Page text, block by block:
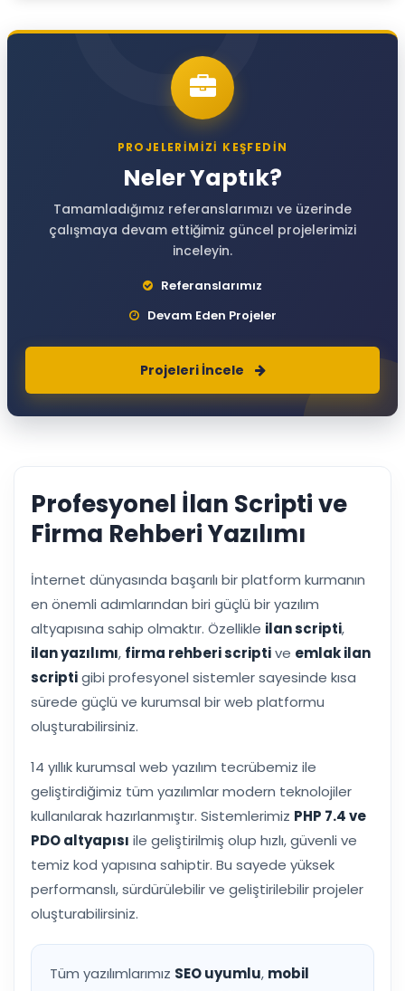
PROJELERİMİZİ KEŞFEDİN
Neler Yaptık?
Tamamladığımız referanslarımızı ve üzerinde
çalışmaya devam ettiğimiz güncel projelerimizi
inceleyin.
Referanslarımız
Devam Eden Projeler
Projeleri İncele
Profesyonel İlan Scripti ve
Firma Rehberi Yazılımı
İnternet dünyasında başarılı bir platform kurmanın
en önemli adımlarından biri güçlü bir yazılım
altyapısına sahip olmaktır. Özellikle ilan scripti,
ilan yazılımı, firma rehberi scriptive emlak ilan
scriptigibi profesyonel sistemler sayesinde kısa
sürede güçlü ve kurumsal bir web platformu
oluşturabilirsiniz.
14 yıllık kurumsal web yazılım tecrübemiz ile
geliştirdiğimiz tüm yazılımlar modern teknolojiler
kullanılarak hazırlanmıştır. Sistemlerimiz PHP 7.4 ve
PDO altyapısı ile geliştirilmiş olup hızlı, güvenli ve
temiz kod yapısına sahiptir. Bu sayede yüksek
performanslı, sürdürülebilir ve geliştirilebilir projeler
oluşturabilirsiniz.
Tüm yazılımlarımız SEO uyumlu, mobil